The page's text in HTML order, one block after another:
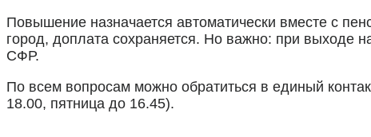
Повышение назначается автоматически вместе с
город, доплата сохраняется. Но важно: при выходе
СФР.
По всем вопросам можно обратиться в единый
18.00, пятница до 16.45).